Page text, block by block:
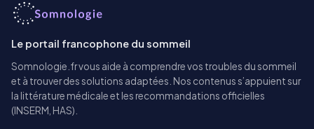
Le portail francophone du sommeil
Somnologie.fr vous aide à comprendre vos troubles du sommeil
et à trouver des solutions adaptées. Nos contenus s’appuient sur
la littérature médicale et les recommandations officielles
(INSERM, HAS).